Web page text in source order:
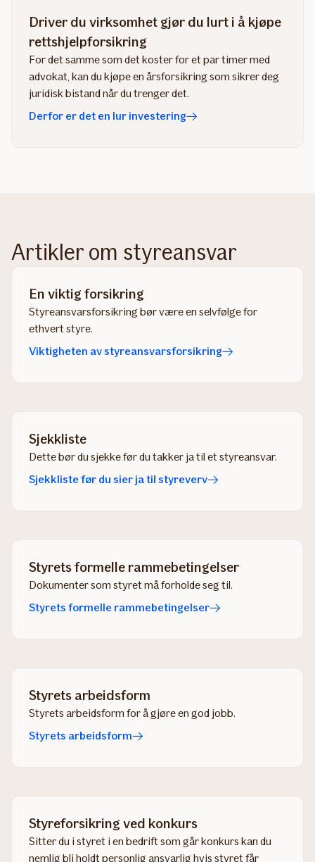
Driver du virksomhet gjør du lurt i å kjøpe
rettshjelpforsikring
For det samme som det koster for et par timer med
advokat, kan du kjøpe en årsforsikring som sikrer deg
juridisk bistand når du trenger det.
Derfor er det en lur investering
Artikler om styreansvar
En viktig forsikring
Styreansvarsforsikring bør være en selvfølge for
ethvert styre.
Viktigheten av styreansvarsforsikring
Sjekkliste
Dette bør du sjekke før du takker ja til et styreansvar.
Sjekkliste før du sier ja til styreverv
Styrets formelle rammebetingelser
Dokumenter som styret må forholde seg til.
Styrets formelle rammebetingelser
Styrets arbeidsform
Styrets arbeidsform for å gjøre en god jobb.
Styrets arbeidsform
Styreforsikring ved konkurs
Sitter du i styret i en bedrift som går konkurs kan du
nemlig bli holdt personlig ansvarlig hvis styret får